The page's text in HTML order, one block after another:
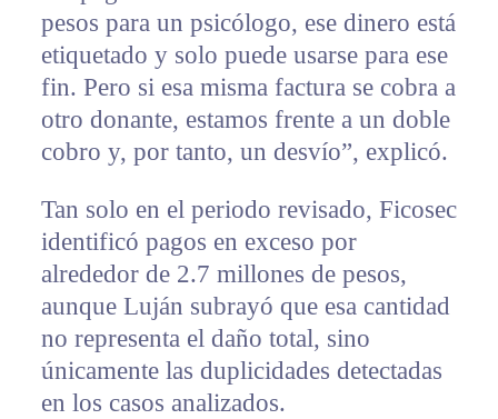
pesos para un psicólogo, ese dinero está
etiquetado y solo puede usarse para ese
fin. Pero si esa misma factura se cobra a
otro donante, estamos frente a un doble
cobro y, por tanto, un desvío”, explicó.
Tan solo en el periodo revisado, Ficosec
identificó pagos en exceso por
alrededor de 2.7 millones de pesos,
aunque Luján subrayó que esa cantidad
no representa el daño total, sino
únicamente las duplicidades detectadas
en los casos analizados.